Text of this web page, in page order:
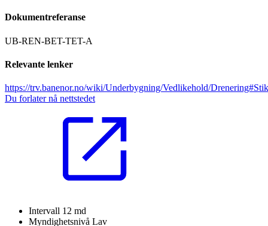
Dokumentreferanse
UB-REN-BET-TET-A
Relevante lenker
https://trv.banenor.no/wiki/Underbygning/Vedlikehold/
Du forlater nå nettstedet
Intervall 12 md
Myndighetsnivå Lav